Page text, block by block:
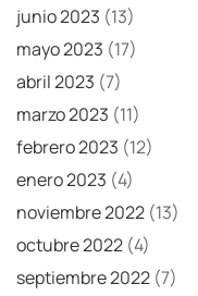
junio 2023 (13)
mayo 2023 (17)
abril 2023 (7)
marzo 2023 (11)
febrero 2023 (12)
enero 2023 (4)
noviembre 2022 (13)
octubre 2022 (4)
septiembre 2022 (7)